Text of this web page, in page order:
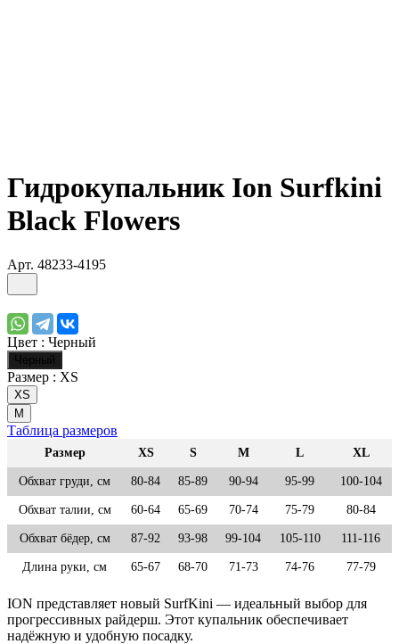
Гидрокупальник Ion Surfkini
Black Flowers
Арт. 48233-4195
Цвет : Черный
Черный
Размер : XS
XS
M
Таблица размеров
Размер XS S M L XL
Обхват груди, см 80-84 85-89 90-94 95-99 100-104
Обхват талии, см 60-64 65-69 70-74 75-79 80-84
Обхват бёдер, см 87-92 93-98 99-104 105-110 111-116
Длина руки, см 65-67 68-70 71-73 74-76 77-79
ION представляет новый SurfKini — идеальный выбор для
прогрессивных райдерш. Этот купальник обеспечивает
надёжную и удобную посадку.